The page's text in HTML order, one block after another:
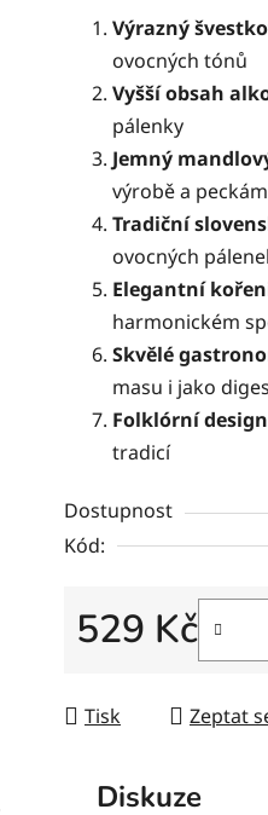
hvězdiček.
Výrazný
ovocných tónů
Vyšší obsah
pálenky
Jemný
výrobě a
Tradiční
ovocných
Elegantní
harmonickém
Skvělé
masu i jako
Folklórní
tradicí
Dostupnost
Kód:
529 Kč
Tisk Zeptat
Diskuze